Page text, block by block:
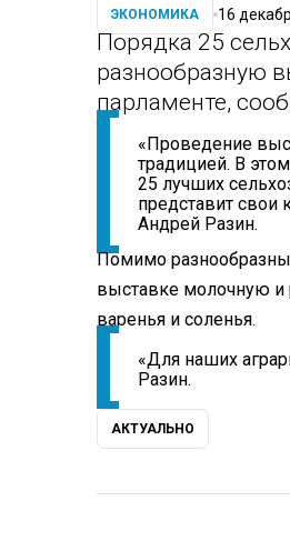
ЭКОНОМИКА 16
Порядка 25
разнообразную
парламенте,
«Проведение
традицией. В
25 лучших
представит свои
Андрей Разин.
Помимо
выставке молочную и
варенья и соленья.
«Для наших
Разин.
АКТУАЛЬНО